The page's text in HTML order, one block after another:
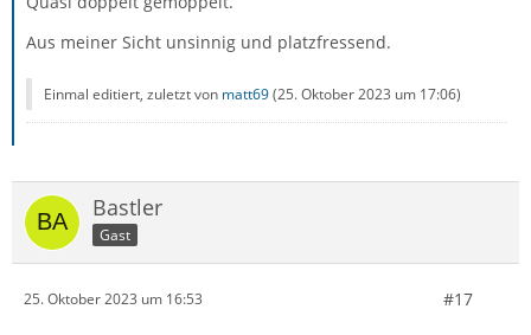
Aus meiner Sicht unsinnig und platzfressend.
Einmal editiert, zuletzt von matt69(25. Oktober 2023 um 17:06)
Bastler
Gast
25. Oktober 2023 um 16:53 #17